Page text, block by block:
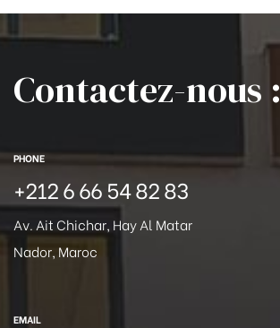
Contactez-nous :
PHONE
+212 6 66 54 82 83
Av. Ait Chichar, Hay Al Matar
Nador, Maroc
EMAIL